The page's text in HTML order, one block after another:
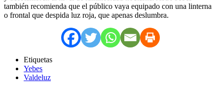
también recomienda que el público vaya equipado con una linterna
o frontal que despida luz roja, que apenas deslumbra.
Etiquetas
Yebes
Valdeluz